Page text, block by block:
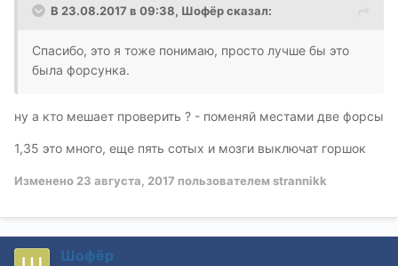
В 23.08.2017 в 09:38, Шофёр сказал:
Спасибо, это я тоже понимаю, просто лучше бы это
была форсунка.
ну а кто мешает проверить ? - поменяй местами две форсы
1,35 это много, еще пять сотых и мозги выключат горшок
Изменено 23 августа, 2017 пользователем strannikk
Шофёр